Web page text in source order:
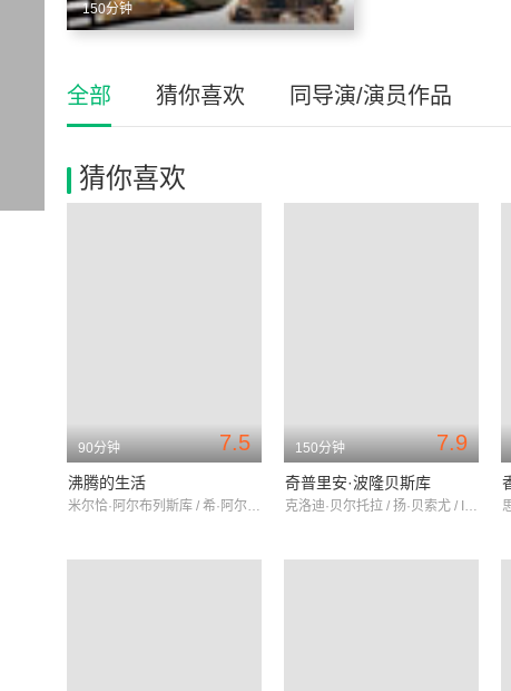
150分钟
全部 猜你喜欢 同导演/演员作品
猜你喜欢
7.5
90分钟
沸腾的生活
米尔恰·阿尔布列斯库 / 希·阿尔塞克 / 马尔加·巴尔布
7.9
150分钟
奇普里安·波隆贝斯库
克洛迪·贝尔托拉 / 扬·贝索尤 / IoanaBulca